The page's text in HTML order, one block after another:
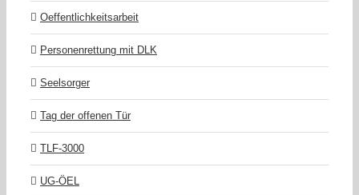
Oeffentlichkeitsarbeit
Personenrettung mit DLK
Seelsorger
Tag der offenen Tür
TLF-3000
UG-ÖEL